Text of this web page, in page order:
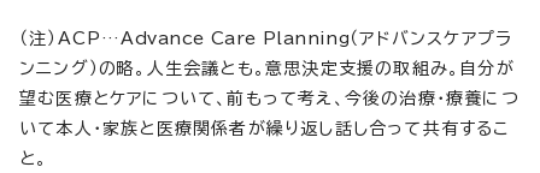
（注）ACP…Advance Care Planning （アドバンスケアプラ
ンニング）の略。人生会議とも。意思決定支援の取組み。自分が
望む医療とケアについて、前もって考え、今後の治療・療養につ
いて本人・家族と医療関係者が繰り返し話し合って共有するこ
と。